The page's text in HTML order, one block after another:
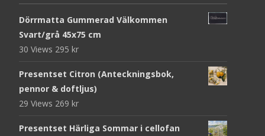
Dörrmatta Gummerad Välkommen
Svart/grå 45x75 cm
30 Views 295 kr
Presentset Citron (Anteckningsbok,
pennor & doftljus)
29 Views 269 kr
Presentset Härliga Sommar i cellofan